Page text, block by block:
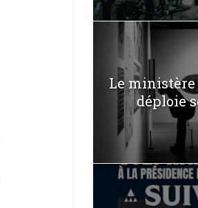
Le
déploie